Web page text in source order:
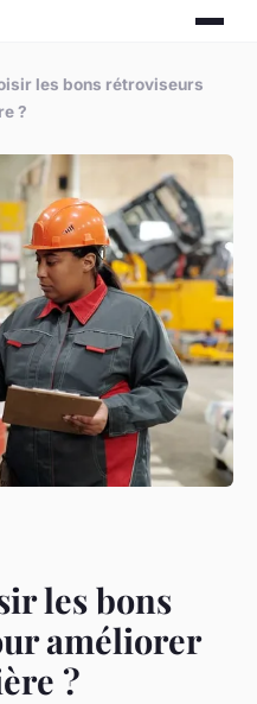
les bons rétroviseurs
?
les bons
améliorer
?